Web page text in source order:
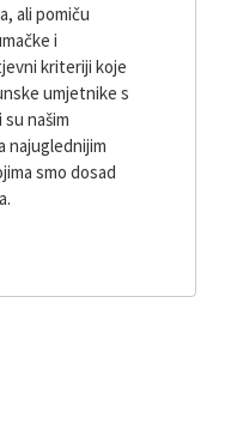
ali pomiču
i
kriteriji koje
umjetnike s
našim
najuglednijim
smo dosad